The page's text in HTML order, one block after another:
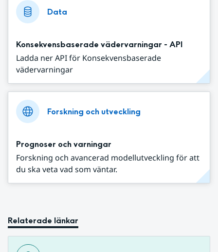
Data
Konsekvensbaserade vädervarningar - API
Ladda ner API för Konsekvensbaserade
vädervarningar
Forskning och utveckling
Prognoser och varningar
Forskning och avancerad modellutveckling för att
du ska veta vad som väntar.
Relaterade länkar